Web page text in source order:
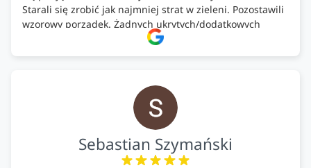
Starali się zrobić jak najmniej strat w zieleni. Pozostawili
wzorowy porządek. Żadnych ukrytych/dodatkowych
kosztów. Zaskoczenie. Kontakt bardzo OK. Obsługa
pomontażowa również OK. A ich środki do oczyszczalni –
Sebastian Szymański